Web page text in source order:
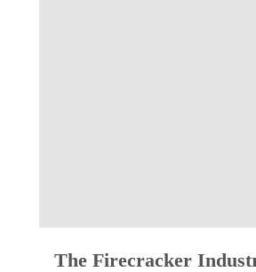
The Firecracker